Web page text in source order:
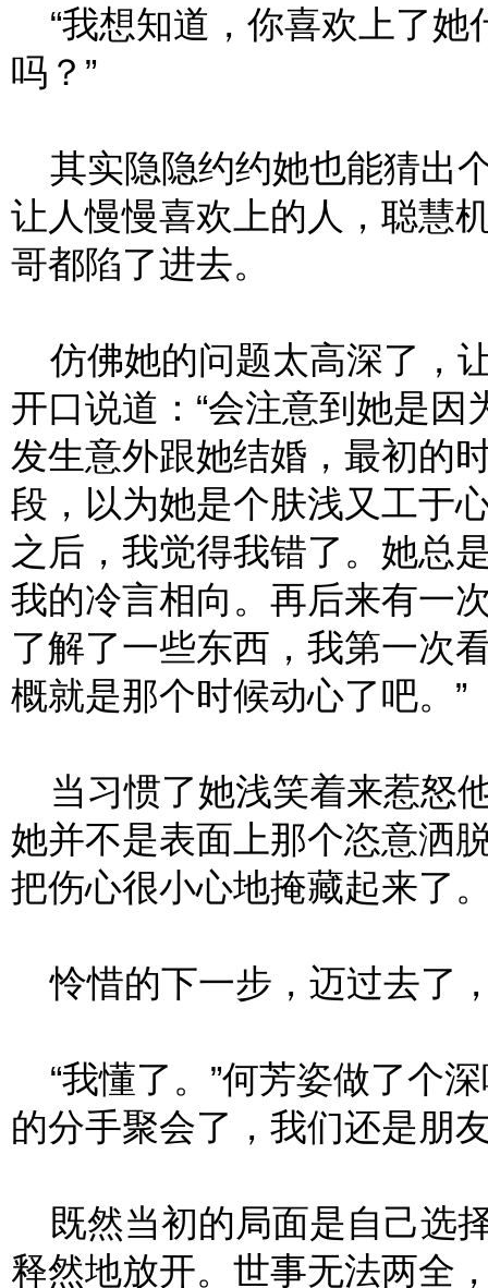
“我想知道，你喜欢上了她
吗？”
其实隐隐约约她也能猜出
让人慢慢喜欢上的人，聪慧
哥都陷了进去。
仿佛她的问题太高深了，
开口说道：“会注意到她是
发生意外跟她结婚，最初的
段，以为她是个肤浅又工于
之后，我觉得我错了。她总
我的冷言相向。再后来有一
了解了一些东西，我第一次
概就是那个时候动心了吧。”
当习惯了她浅笑着来惹怒
她并不是表面上那个恣意洒
把伤心很小心地掩藏起来了
怜惜的下一步，迈过去了
“我懂了。”何芳姿做了个
的分手聚会了，我们还是朋
既然当初的局面是自己选
释然地放开。世事无法两全